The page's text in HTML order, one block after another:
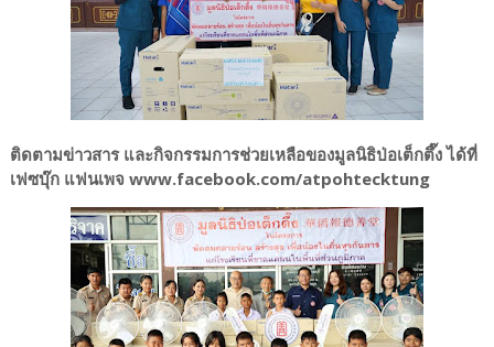
ติดตามข่าวสาร และกิจกรรมการช่วยเหลือของมูลนิธิป่อเต็กตึ๊ง ได้ที่
เฟซบุ๊ก แฟนเพจ www.facebook.com/atpohtecktung